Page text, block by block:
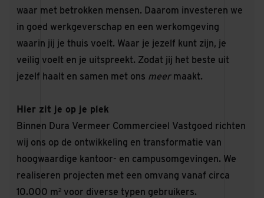
waar met betrokken mensen. Daarom investeren we
in goed werkgeverschap en een werkomgeving
waarin jij je thuis voelt. Waar je jezelf kunt zijn, je
veilig voelt en je uitspreekt. Zodat jij het beste uit
jezelf haalt en samen met ons meermaakt.
Hier zit je op je plek
Binnen Dura Vermeer Commercieel Vastgoed richten
wij ons op de ontwikkeling en transformatie van
hoogwaardige kantoor- en campusomgevingen. We
realiseren projecten met een omvang vanaf circa
10.000 m² voor diverse typen gebruikers.